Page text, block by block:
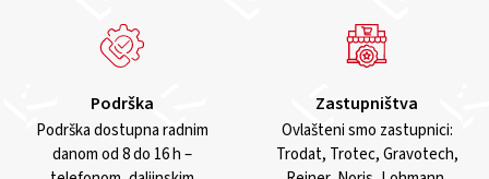
Podrška
Podrška dostupna radnim
danom od 8 do 16 h –
Zastupništva
Ovlašteni smo zastupnici:
Trodat, Trotec, Gravotech,